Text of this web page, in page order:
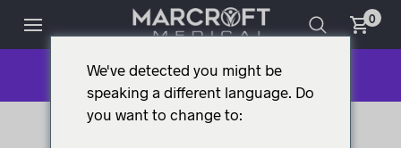
0
SEGUIMIENTO DE PEDIDO
We've detected you might be
speaking a different language. Do
you want to change to: